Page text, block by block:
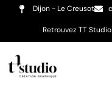
contenu
Dijon - Le Creusot
Retrouvez TT